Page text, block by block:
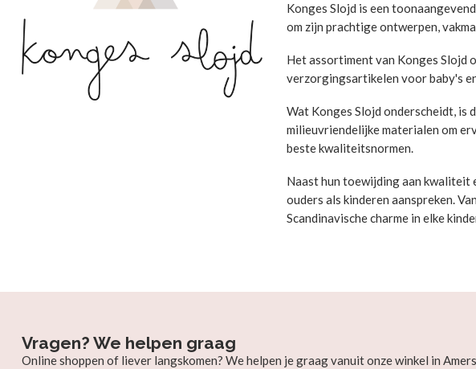
Konges Slojd is een
om zijn prachtige ontwerpen,
Het assortiment van Konges Slojd
verzorgingsartikelen voor baby's
Wat Konges Slojd onderscheidt, is
milieuvriendelijke materialen om
beste kwaliteitsnormen.
Naast hun toewijding aan kwaliteit
ouders als kinderen aanspreken.
Scandinavische charme in elke
Vragen? We helpen graag
Online shoppen of liever langskomen? We helpen je graag vanuit onze winkel in